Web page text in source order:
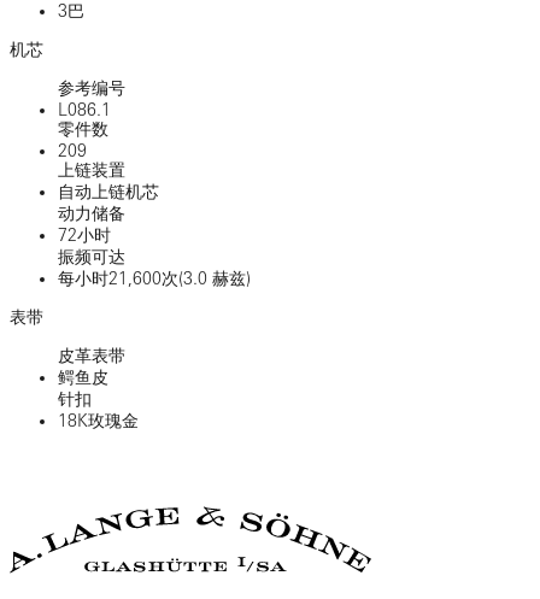
3巴
机芯
参考编号
L086.1
零件数
209
上链装置
自动上链机芯
动力储备
72小时
振频可达
每小时21,600次(3.0 赫兹)
表带
皮革表带
鳄鱼皮
针扣
18K玫瑰金